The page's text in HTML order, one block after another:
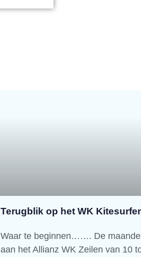
Terugblik op het WK
Waar te beginnen……. De
aan het Allianz WK Zeilen van 10